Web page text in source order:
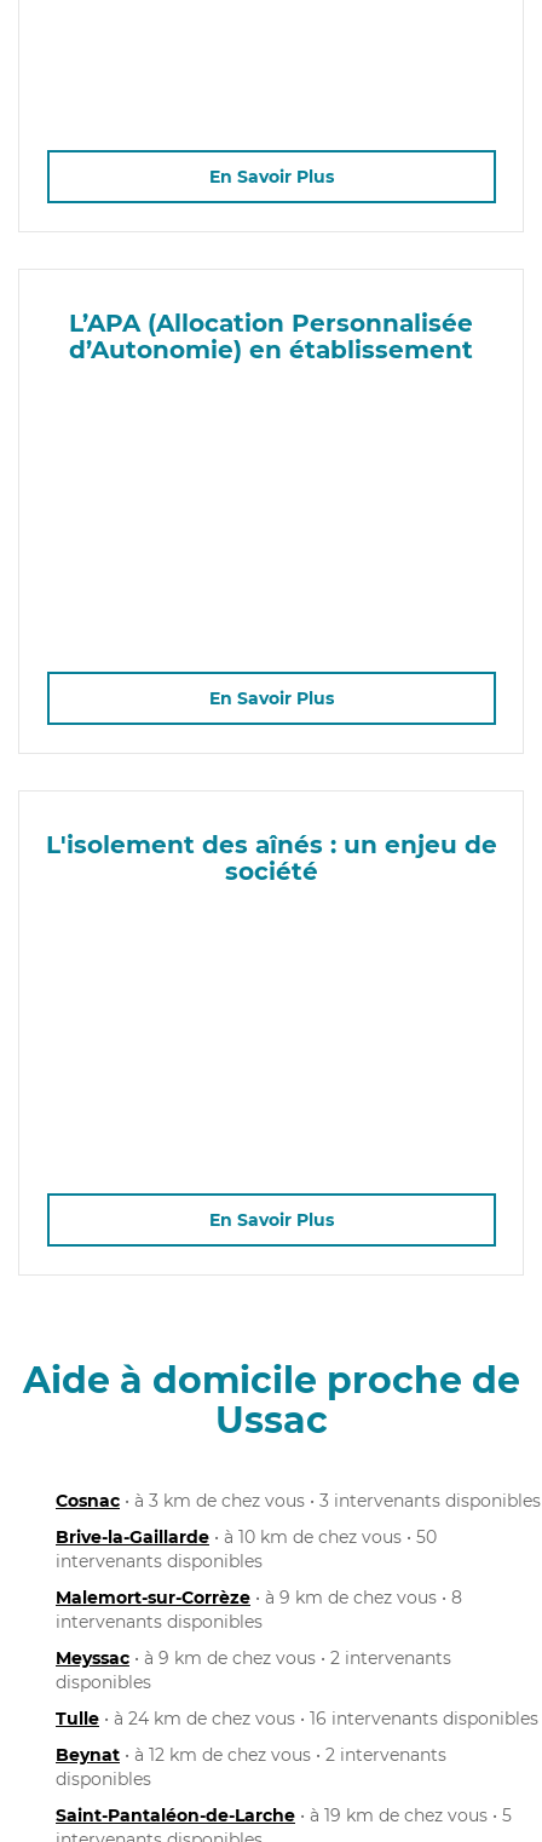
En Savoir Plus
L’APA (Allocation Personnalisée
d’Autonomie) en établissement
En Savoir Plus
L'isolement des aînés : un enjeu de
société
En Savoir Plus
Aide à domicile proche de
Ussac
Cosnac • à 3 km de chez vous • 3 intervenants disponibles
Brive-la-Gaillarde • à 10 km de chez vous • 50
intervenants disponibles
Malemort-sur-Corrèze • à 9 km de chez vous • 8
intervenants disponibles
Meyssac • à 9 km de chez vous • 2 intervenants
disponibles
Tulle • à 24 km de chez vous • 16 intervenants disponibles
Beynat • à 12 km de chez vous • 2 intervenants
disponibles
Saint-Pantaléon-de-Larche • à 19 km de chez vous • 5